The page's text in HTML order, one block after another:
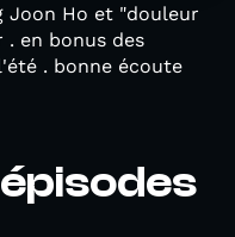
Joon Ho et "douleur
. en bonus des
. bonne écoute